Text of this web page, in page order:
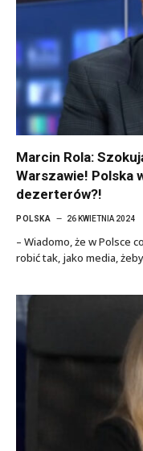
Marcin Rola:
Warszawie! Polska
dezerterów?!
POLSKA 26 KWIETNIA 2024
– Wiadomo, że w Polsce
robić tak, jako media,